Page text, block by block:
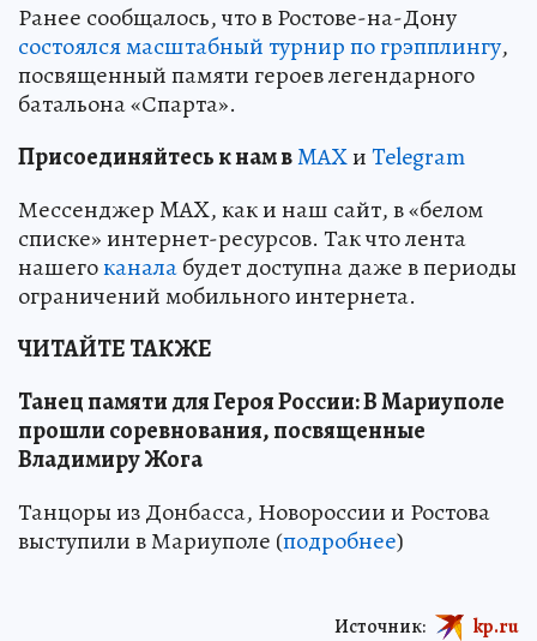
Ранее сообщалось, что в Ростове-на-Дону
состоялся масштабный турнир по грэпплингу,
посвященный памяти героев легендарного
батальона «Спарта».
Присоединяйтесь к нам вMAXиTelegram
Мессенджер MAX, как и наш сайт, в «белом
списке» интернет-ресурсов. Так что лента
нашегоканалабудет доступна даже в периоды
ограничений мобильного интернета.
ЧИТАЙТЕ ТАКЖЕ
Танец памяти для Героя России: В Мариуполе
прошли соревнования, посвященные
Владимиру Жога
Танцоры из Донбасса, Новороссии и Ростова
выступили в Мариуполе (подробнее)
Источник: kp.ru